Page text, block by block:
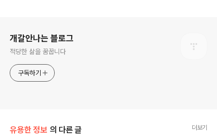
개갈안나는 블로그
적당한 삶을 꿈꿉니다
구독하기
유용한 정보 의 다른 글 더보기